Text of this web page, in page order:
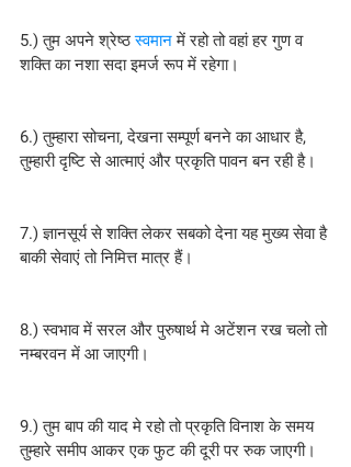
5.) तुम अपने श्रेष्ठ स्वमान में रहो तो वहां हर गुण व
शक्ति का नशा सदा इमर्ज रूप में रहेगा।
6.) तुम्हारा सोचना, देखना सम्पूर्ण बनने का आधार है,
तुम्हारी दृष्टि से आत्माएं और प्रकृति पावन बन रही है।
7.) ज्ञानसूर्य से शक्ति लेकर सबको देना यह मुख्य सेवा है
बाकी सेवाएं तो निमित्त मात्र हैं।
8.) स्वभाव में सरल और पुरुषार्थ मे अटेंशन रख चलो तो
नम्बरवन में आ जाएगी।
9.) तुम बाप की याद मे रहो तो प्रकृति विनाश के समय
तुम्हारे समीप आकर एक फुट की दूरी पर रुक जाएगी।